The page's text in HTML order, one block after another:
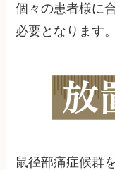
個々の患者様に
必要となります。
鼠径部痛症候群